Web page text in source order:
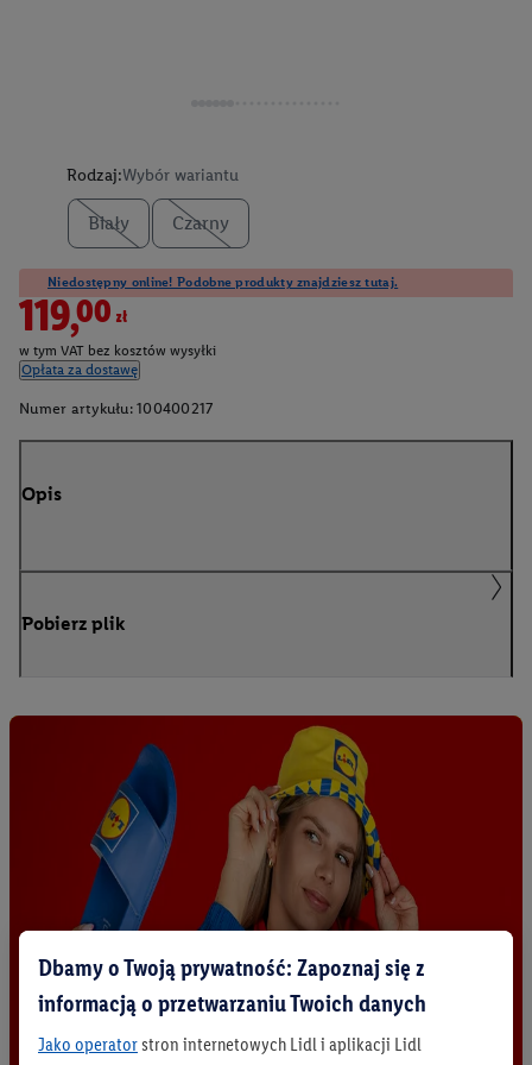
Rodzaj:Wybór wariantu
Biały Czarny
Niedostępny online! Podobne produkty znajdziesz tutaj.
119,00zł
w tym VAT bez kosztów wysyłki
Opłata za dostawę
Numer artykułu: 100400217
Opis
Pobierz plik
Dbamy o Twoją prywatność: Zapoznaj się z
informacją o przetwarzaniu Twoich danych
Jako operatorstron internetowych Lidl i aplikacji Lidl